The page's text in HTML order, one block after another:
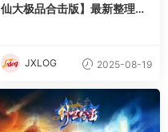
仙大极品合击版】最新整理Wi
JXLOG 2025-08-19